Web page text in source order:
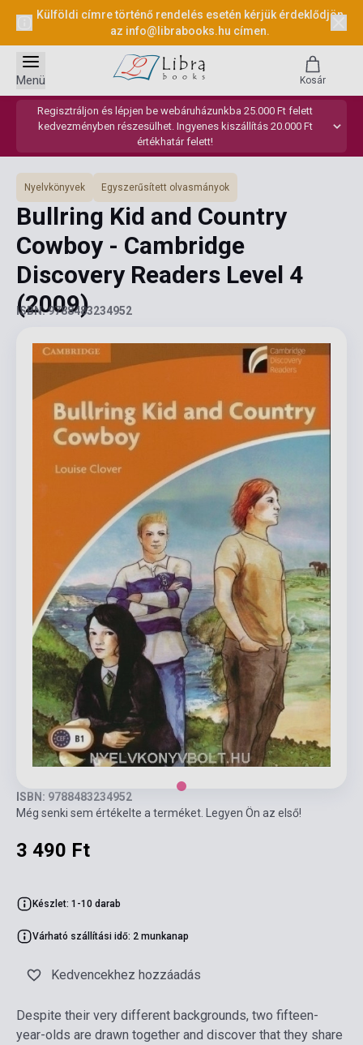
Külföldi címre történő rendelés esetén kérjük érdeklődjön
az info@librabooks.hu címen.
Regisztráljon és lépjen be webáruházunkba 25.000 Ft felett
kedvezményben részesülhet. Ingyenes kiszállítás 20.000 Ft
értékhatár felett!
Menü Kosár
Nyelvkönyvek Egyszerűsített olvasmányok
Bullring Kid and Country
Cowboy - Cambridge
Discovery Readers Level 4
(2009)
ISBN: 9788483234952
ISBN: 9788483234952
Még senki sem értékelte a terméket. Legyen Ön az első!
3 490 Ft
Készlet: 1-10 darab
Várható szállítási idő: 2 munkanap
Kedvencekhez hozzáadás
Despite their very different backgrounds, two fifteen-
year-olds are drawn together and discover that they share